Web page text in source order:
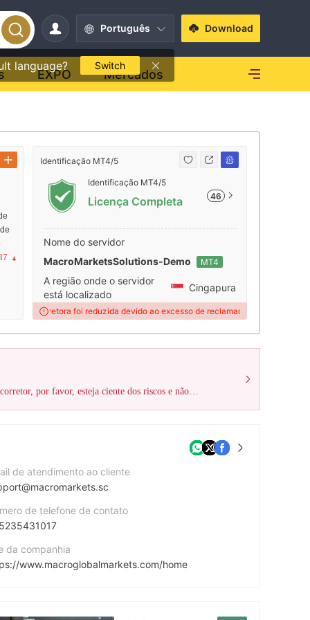
Português
language? Switch
Download
EXPO Mercados
Identificação MT4/5
Identificação MT4/5
Licença Completa 46
Nome do servidor
MacroMarketsSolutions-Demo
MT4
A região onde o servidor
está localizado
Cingapura
corretora foi reduzida devido ao excesso de reclamações!
A WikiFX recebeu um total de 7 reclamações de usuários contra este corretor, por favor, esteja ciente dos riscos e não seja enganado!
de atendimento ao cliente
de telefone de contato
da companhia
www.macroglobalmarkets.com/home